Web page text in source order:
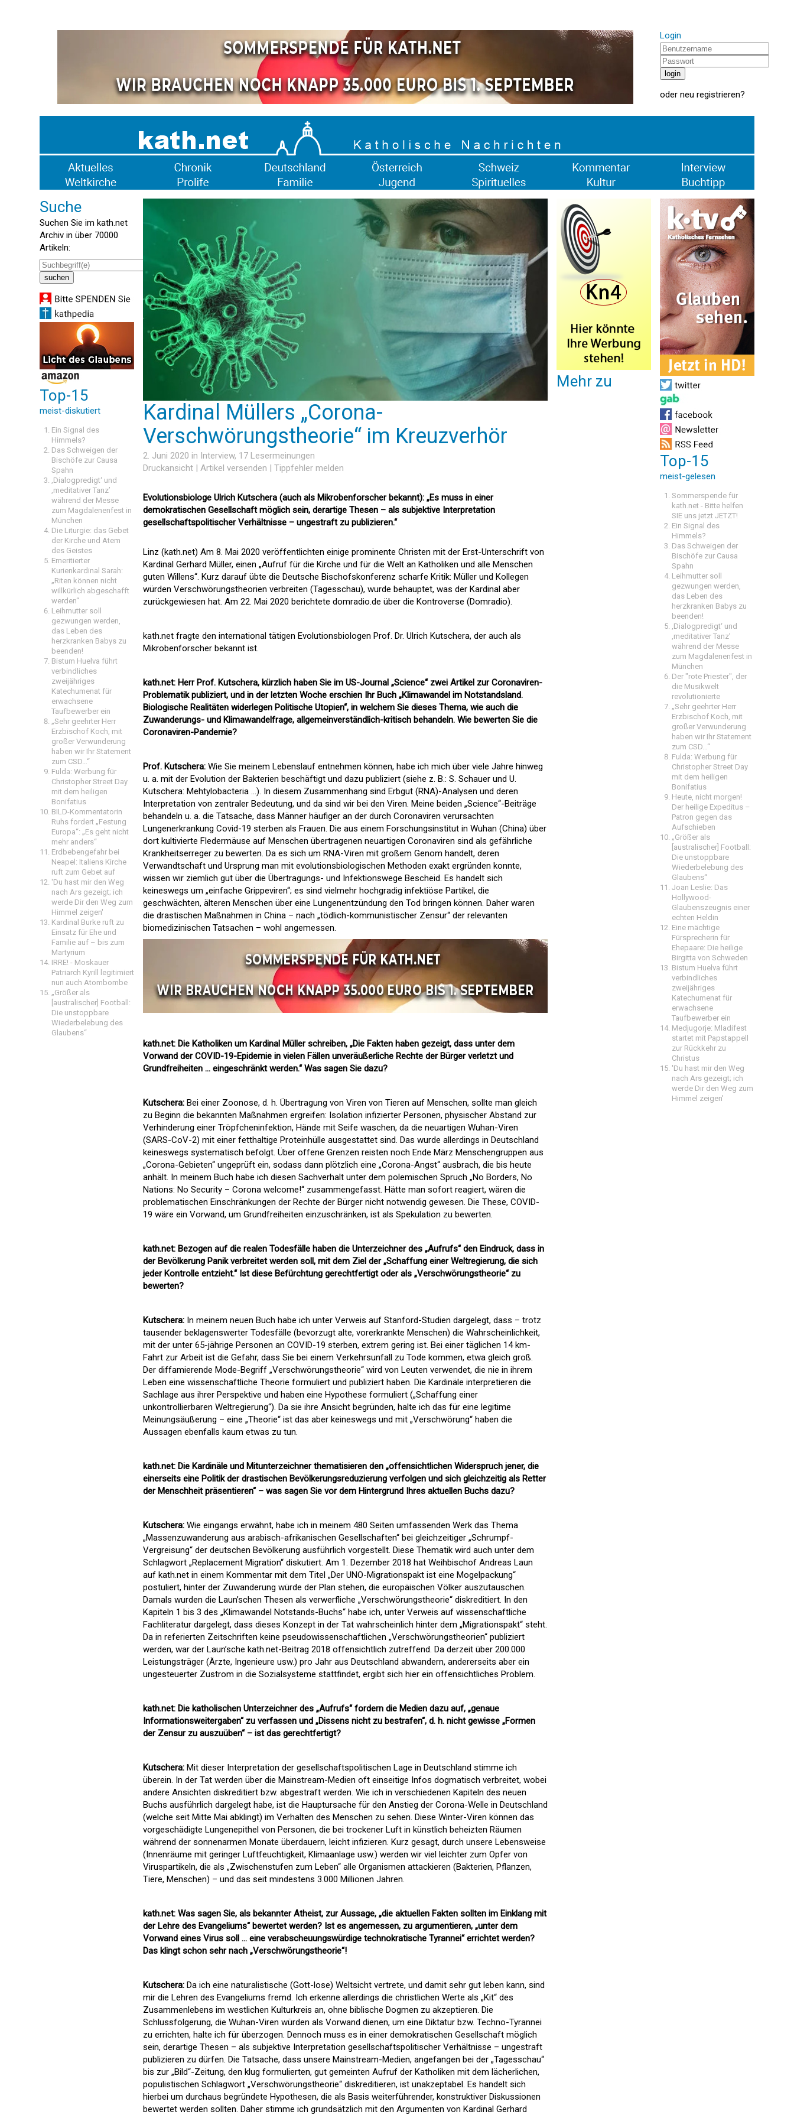
Login
oder neu registrieren?
Suche
Suchen Sie im kath.net
Archiv in über 70000
Artikeln:
Top-15
meist-diskutiert
Ein Signal des
Himmels?
Das Schweigen der
Bischöfe zur Causa
Spahn
‚Dialogpredigt‘ und
‚meditativer Tanz’
während der Messe
zum Magdalenenfest in
München
Die Liturgie: das Gebet
der Kirche und Atem
des Geistes
Emeritierter
Kurienkardinal Sarah:
„Riten können nicht
willkürlich abgeschafft
werden“
Leihmutter soll
gezwungen werden,
das Leben des
herzkranken Babys zu
beenden!
Bistum Huelva führt
verbindliches
zweijähriges
Katechumenat für
erwachsene
Taufbewerber ein
„Sehr geehrter Herr
Erzbischof Koch, mit
großer Verwunderung
haben wir Ihr Statement
zum CSD…“
Fulda: Werbung für
Christopher Street Day
mit dem heiligen
Bonifatius
BILD-Kommentatorin
Ruhs fordert „Festung
Europa“: „Es geht nicht
mehr anders“
Erdbebengefahr bei
Neapel: Italiens Kirche
ruft zum Gebet auf
'Du hast mir den Weg
nach Ars gezeigt; ich
werde Dir den Weg zum
Himmel zeigen'
Kardinal Burke ruft zu
Einsatz für Ehe und
Familie auf – bis zum
Martyrium
IRRE! - Moskauer
Patriarch Kyrill legitimiert
nun auch Atombombe
„Größer als
[australischer] Football:
Die unstoppbare
Wiederbelebung des
Glaubens“
Kardinal Müllers „Corona-
Verschwörungstheorie“ im Kreuzverhör
2. Juni 2020 in Interview, 17 Lesermeinungen
Druckansicht | Artikel versenden | Tippfehler melden
Evolutionsbiologe Ulrich Kutschera (auch als Mikrobenforscher bekannt): „Es muss in einer
demokratischen Gesellschaft möglich sein, derartige Thesen – als subjektive Interpretation
gesellschaftspolitischer Verhältnisse – ungestraft zu publizieren.“
Linz (kath.net) Am 8. Mai 2020 veröffentlichten einige prominente Christen mit der Erst-Unterschrift von
Kardinal Gerhard Müller, einen „Aufruf für die Kirche und für die Welt an Katholiken und alle Menschen
guten Willens“. Kurz darauf übte die Deutsche Bischofskonferenz scharfe Kritik: Müller und Kollegen
würden Verschwörungstheorien verbreiten (Tagesschau), wurde behauptet, was der Kardinal aber
zurückgewiesen hat. Am 22. Mai 2020 berichtete domradio.de über die Kontroverse (Domradio).
kath.net fragte den international tätigen Evolutionsbiologen Prof. Dr. Ulrich Kutschera, der auch als
Mikrobenforscher bekannt ist.
kath.net: Herr Prof. Kutschera, kürzlich haben Sie im US-Journal „Science“ zwei Artikel zur Coronaviren-
Problematik publiziert, und in der letzten Woche erschien Ihr Buch „Klimawandel im Notstandsland.
Biologische Realitäten widerlegen Politische Utopien“, in welchem Sie dieses Thema, wie auch die
Zuwanderungs- und Klimawandelfrage, allgemeinverständlich-kritisch behandeln. Wie bewerten Sie die
Coronaviren-Pandemie?
Prof. Kutschera: Wie Sie meinem Lebenslauf entnehmen können, habe ich mich über viele Jahre hinweg
u. a. mit der Evolution der Bakterien beschäftigt und dazu publiziert (siehe z. B.: S. Schauer und U.
Kutschera: Mehtylobacteria …). In diesem Zusammenhang sind Erbgut (RNA)-Analysen und deren
Interpretation von zentraler Bedeutung, und da sind wir bei den Viren. Meine beiden „Science“-Beiträge
behandeln u. a. die Tatsache, dass Männer häufiger an der durch Coronaviren verursachten
Lungenerkrankung Covid-19 sterben als Frauen. Die aus einem Forschungsinstitut in Wuhan (China) über
dort kultivierte Fledermäuse auf Menschen übertragenen neuartigen Coronaviren sind als gefährliche
Krankheitserreger zu bewerten. Da es sich um RNA-Viren mit großem Genom handelt, deren
Verwandtschaft und Ursprung man mit evolutionsbiologischen Methoden exakt ergründen konnte,
wissen wir ziemlich gut über die Übertragungs- und Infektionswege Bescheid. Es handelt sich
keineswegs um „einfache Grippeviren“; es sind vielmehr hochgradig infektiöse Partikel, die
geschwächten, älteren Menschen über eine Lungenentzündung den Tod bringen können. Daher waren
die drastischen Maßnahmen in China – nach „tödlich-kommunistischer Zensur“ der relevanten
biomedizinischen Tatsachen – wohl angemessen.
kath.net: Die Katholiken um Kardinal Müller schreiben, „Die Fakten haben gezeigt, dass unter dem
Vorwand der COVID-19-Epidemie in vielen Fällen unveräußerliche Rechte der Bürger verletzt und
Grundfreiheiten ... eingeschränkt werden.“ Was sagen Sie dazu?
Kutschera: Bei einer Zoonose, d. h. Übertragung von Viren von Tieren auf Menschen, sollte man gleich
zu Beginn die bekannten Maßnahmen ergreifen: Isolation infizierter Personen, physischer Abstand zur
Verhinderung einer Tröpfcheninfektion, Hände mit Seife waschen, da die neuartigen Wuhan-Viren
(SARS-CoV-2) mit einer fetthaltige Proteinhülle ausgestattet sind. Das wurde allerdings in Deutschland
keineswegs systematisch befolgt. Über offene Grenzen reisten noch Ende März Menschengruppen aus
„Corona-Gebieten“ ungeprüft ein, sodass dann plötzlich eine „Corona-Angst“ ausbrach, die bis heute
anhält. In meinem Buch habe ich diesen Sachverhalt unter dem polemischen Spruch „No Borders, No
Nations: No Security – Corona welcome!“ zusammengefasst. Hätte man sofort reagiert, wären die
problematischen Einschränkungen der Rechte der Bürger nicht notwendig gewesen. Die These, COVID-
19 wäre ein Vorwand, um Grundfreiheiten einzuschränken, ist als Spekulation zu bewerten.
kath.net: Bezogen auf die realen Todesfälle haben die Unterzeichner des „Aufrufs“ den Eindruck, dass in
der Bevölkerung Panik verbreitet werden soll, mit dem Ziel der „Schaffung einer Weltregierung, die sich
jeder Kontrolle entzieht.“ Ist diese Befürchtung gerechtfertigt oder als „Verschwörungstheorie“ zu
bewerten?
Kutschera: In meinem neuen Buch habe ich unter Verweis auf Stanford-Studien dargelegt, dass – trotz
tausender beklagenswerter Todesfälle (bevorzugt alte, vorerkrankte Menschen) die Wahrscheinlichkeit,
mit der unter 65-jährige Personen an COVID-19 sterben, extrem gering ist. Bei einer täglichen 14 km-
Fahrt zur Arbeit ist die Gefahr, dass Sie bei einem Verkehrsunfall zu Tode kommen, etwa gleich groß.
Der diffamierende Mode-Begriff „Verschwörungstheorie“ wird von Leuten verwendet, die nie in ihrem
Leben eine wissenschaftliche Theorie formuliert und publiziert haben. Die Kardinäle interpretieren die
Sachlage aus ihrer Perspektive und haben eine Hypothese formuliert („Schaffung einer
unkontrollierbaren Weltregierung“). Da sie ihre Ansicht begründen, halte ich das für eine legitime
Meinungsäußerung – eine „Theorie“ ist das aber keineswegs und mit „Verschwörung“ haben die
Aussagen ebenfalls kaum etwas zu tun.
kath.net: Die Kardinäle und Mitunterzeichner thematisieren den „offensichtlichen Widerspruch jener, die
einerseits eine Politik der drastischen Bevölkerungsreduzierung verfolgen und sich gleichzeitig als Retter
der Menschheit präsentieren“ – was sagen Sie vor dem Hintergrund Ihres aktuellen Buchs dazu?
Kutschera: Wie eingangs erwähnt, habe ich in meinem 480 Seiten umfassenden Werk das Thema
„Massenzuwanderung aus arabisch-afrikanischen Gesellschaften“ bei gleichzeitiger „Schrumpf-
Vergreisung“ der deutschen Bevölkerung ausführlich vorgestellt. Diese Thematik wird auch unter dem
Schlagwort „Replacement Migration“ diskutiert. Am 1. Dezember 2018 hat Weihbischof Andreas Laun
auf kath.net in einem Kommentar mit dem Titel „Der UNO-Migrationspakt ist eine Mogelpackung“
postuliert, hinter der Zuwanderung würde der Plan stehen, die europäischen Völker auszutauschen.
Damals wurden die Laun’schen Thesen als verwerfliche „Verschwörungstheorie“ diskreditiert. In den
Kapiteln 1 bis 3 des „Klimawandel Notstands-Buchs“ habe ich, unter Verweis auf wissenschaftliche
Fachliteratur dargelegt, dass dieses Konzept in der Tat wahrscheinlich hinter dem „Migrationspakt“ steht.
Da in referierten Zeitschriften keine pseudowissenschaftlichen „Verschwörungstheorien“ publiziert
werden, war der Laun’sche kath.net-Beitrag 2018 offensichtlich zutreffend. Da derzeit über 200.000
Leistungsträger (Ärzte, Ingenieure usw.) pro Jahr aus Deutschland abwandern, andererseits aber ein
ungesteuerter Zustrom in die Sozialsysteme stattfindet, ergibt sich hier ein offensichtliches Problem.
kath.net: Die katholischen Unterzeichner des „Aufrufs“ fordern die Medien dazu auf, „genaue
Informationsweitergaben“ zu verfassen und „Dissens nicht zu bestrafen“, d. h. nicht gewisse „Formen
der Zensur zu auszuüben“ – ist das gerechtfertigt?
Kutschera: Mit dieser Interpretation der gesellschaftspolitischen Lage in Deutschland stimme ich
überein. In der Tat werden über die Mainstream-Medien oft einseitige Infos dogmatisch verbreitet, wobei
andere Ansichten diskreditiert bzw. abgestraft werden. Wie ich in verschiedenen Kapiteln des neuen
Buchs ausführlich dargelegt habe, ist die Hauptursache für den Anstieg der Corona-Welle in Deutschland
(welche seit Mitte Mai abklingt) im Verhalten des Menschen zu sehen. Diese Winter-Viren können das
vorgeschädigte Lungenepithel von Personen, die bei trockener Luft in künstlich beheizten Räumen
während der sonnenarmen Monate überdauern, leicht infizieren. Kurz gesagt, durch unsere Lebensweise
(Innenräume mit geringer Luftfeuchtigkeit, Klimaanlage usw.) werden wir viel leichter zum Opfer von
Viruspartikeln, die als „Zwischenstufen zum Leben“ alle Organismen attackieren (Bakterien, Pflanzen,
Tiere, Menschen) – und das seit mindestens 3.000 Millionen Jahren.
kath.net: Was sagen Sie, als bekannter Atheist, zur Aussage, „die aktuellen Fakten sollten im Einklang mit
der Lehre des Evangeliums“ bewertet werden? Ist es angemessen, zu argumentieren, „unter dem
Vorwand eines Virus soll ... eine verabscheuungswürdige technokratische Tyrannei“ errichtet werden?
Das klingt schon sehr nach „Verschwörungstheorie“!
Kutschera: Da ich eine naturalistische (Gott-lose) Weltsicht vertrete, und damit sehr gut leben kann, sind
mir die Lehren des Evangeliums fremd. Ich erkenne allerdings die christlichen Werte als „Kit“ des
Zusammenlebens im westlichen Kulturkreis an, ohne biblische Dogmen zu akzeptieren. Die
Schlussfolgerung, die Wuhan-Viren würden als Vorwand dienen, um eine Diktatur bzw. Techno-Tyrannei
zu errichten, halte ich für überzogen. Dennoch muss es in einer demokratischen Gesellschaft möglich
sein, derartige Thesen – als subjektive Interpretation gesellschaftspolitischer Verhältnisse – ungestraft
publizieren zu dürfen. Die Tatsache, dass unsere Mainstream-Medien, angefangen bei der „Tagesschau“
bis zur „Bild“-Zeitung, den klug formulierten, gut gemeinten Aufruf der Katholiken mit dem lächerlichen,
populistischen Schlagwort „Verschwörungstheorie“ diskreditieren, ist unakzeptabel. Es handelt sich
hierbei um durchaus begründete Hypothesen, die als Basis weiterführender, konstruktiver Diskussionen
bewertet werden sollten. Daher stimme ich grundsätzlich mit den Argumenten von Kardinal Gerhard
Mehr zu
Top-15
meist-gelesen
Sommerspende für
kath.net - Bitte helfen
SIE uns jetzt JETZT!
Ein Signal des
Himmels?
Das Schweigen der
Bischöfe zur Causa
Spahn
Leihmutter soll
gezwungen werden,
das Leben des
herzkranken Babys zu
beenden!
‚Dialogpredigt‘ und
‚meditativer Tanz’
während der Messe
zum Magdalenenfest in
München
Der "rote Priester", der
die Musikwelt
revolutionierte
„Sehr geehrter Herr
Erzbischof Koch, mit
großer Verwunderung
haben wir Ihr Statement
zum CSD…“
Fulda: Werbung für
Christopher Street Day
mit dem heiligen
Bonifatius
Heute, nicht morgen!
Der heilige Expeditus –
Patron gegen das
Aufschieben
„Größer als
[australischer] Football:
Die unstoppbare
Wiederbelebung des
Glaubens“
Joan Leslie: Das
Hollywood-
Glaubenszeugnis einer
echten Heldin
Eine mächtige
Fürsprecherin für
Ehepaare: Die heilige
Birgitta von Schweden
Bistum Huelva führt
verbindliches
zweijähriges
Katechumenat für
erwachsene
Taufbewerber ein
Medjugorje: Mladifest
startet mit Papstappell
zur Rückkehr zu
Christus
'Du hast mir den Weg
nach Ars gezeigt; ich
werde Dir den Weg zum
Himmel zeigen'